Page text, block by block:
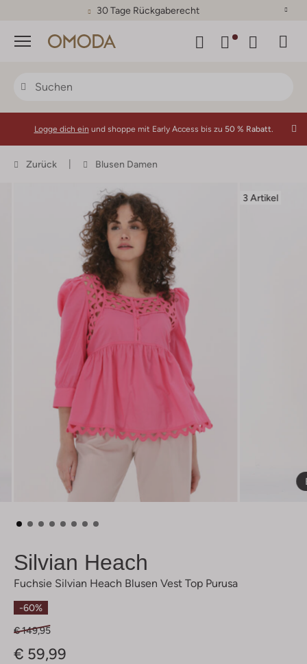
30 Tage Rückgaberecht
Menü
Logge dich ein und shoppe mit Early Access bis zu 50 % Rabatt.
Zurück Blusen Damen
3 Artikel
Silvian Heach
Fuchsie Silvian Heach Blusen Vest Top Purusa
-60%
€ 149,95
€ 59,99